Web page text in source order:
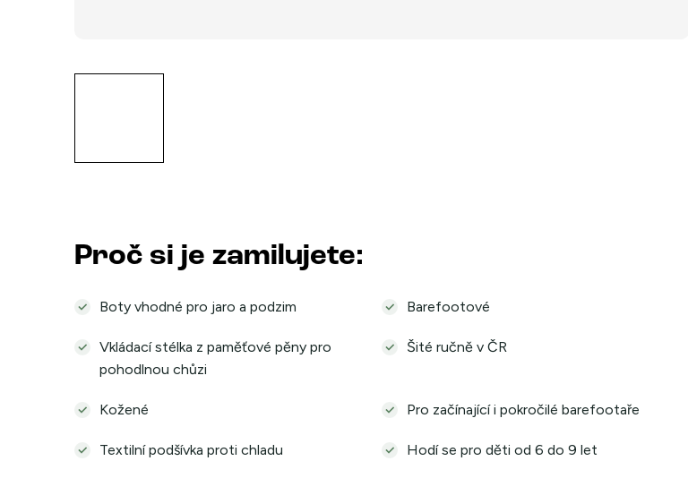
Proč si je zamilujete:
Boty vhodné pro jaro a podzim Barefootové
Vkládací stélka z paměťové pěny pro
pohodlnou chůzi
Šité ručně v ČR
Kožené Pro začínající i pokročilé barefootaře
Textilní podšívka proti chladu Hodí se pro děti od 6 do 9 let